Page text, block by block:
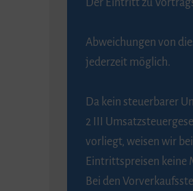
Der Eintritt zu
Abweichungen von
jederzeit möglich.
Da kein steuerbarer
2 III
vorliegt, weisen wir
Eintrittspreisen keine
Bei den